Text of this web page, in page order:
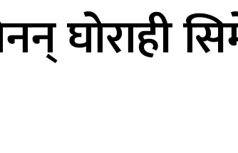
घोराही